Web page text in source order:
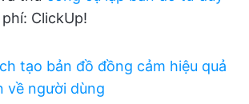
ClickUp!
tạo bản đồ đồng cảm hiệu quả
về người dùng